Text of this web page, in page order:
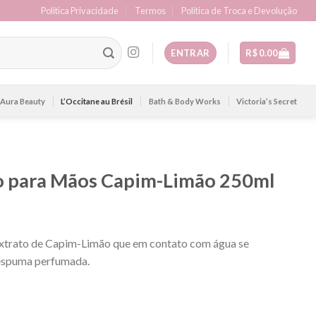
Política Privacidade Termos Politica de Troca e Devolução
ENTRAR R$0.00
Aura Beauty L’Occitane au Brésil Bath & Body Works Victoria’s Secret
Mãos Capim-Limão 250ml
de Capim-Limão que em contato com água se
perfumada.